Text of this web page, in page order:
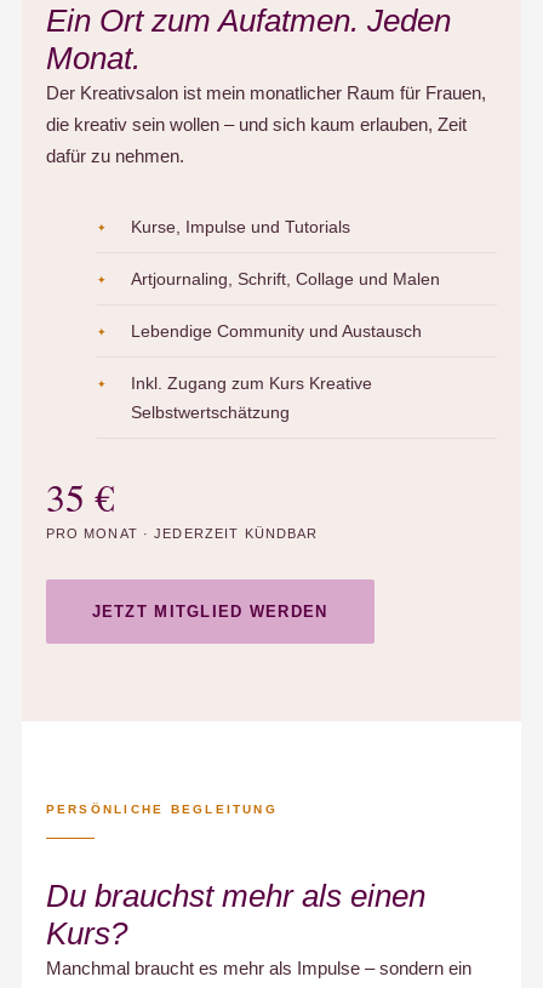
Ein Ort zum Aufatmen. Jeden
Monat.
Der Kreativsalon ist mein monatlicher Raum für Frauen,
die kreativ sein wollen – und sich kaum erlauben, Zeit
dafür zu nehmen.
Kurse, Impulse und Tutorials
Artjournaling, Schrift, Collage und Malen
Lebendige Community und Austausch
Inkl. Zugang zum Kurs Kreative
Selbstwertschätzung
35 €
PRO MONAT · JEDERZEIT KÜNDBAR
JETZT MITGLIED WERDEN
PERSÖNLICHE BEGLEITUNG
Du brauchst mehr als einen
Kurs?
Manchmal braucht es mehr als Impulse – sondern ein